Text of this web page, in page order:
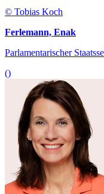
© Tobias Koch
Ferlemann, Enak
Parlamentarischer
()